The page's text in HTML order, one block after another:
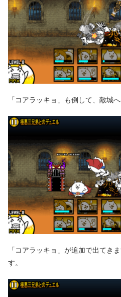
「コアラッキョ」も倒して、敵城
「コアラッキョ」が追加で出てき
す。